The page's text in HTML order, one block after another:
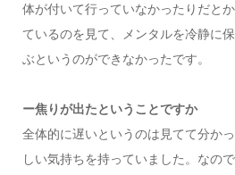
体が付いて行っていなかったりだと
ているのを見て、メンタルを冷静に
ぶというのができなかったです。
ー焦りが出たということですか
全体的に遅いというのは見てて分か
しい気持ちを持っていました。なの